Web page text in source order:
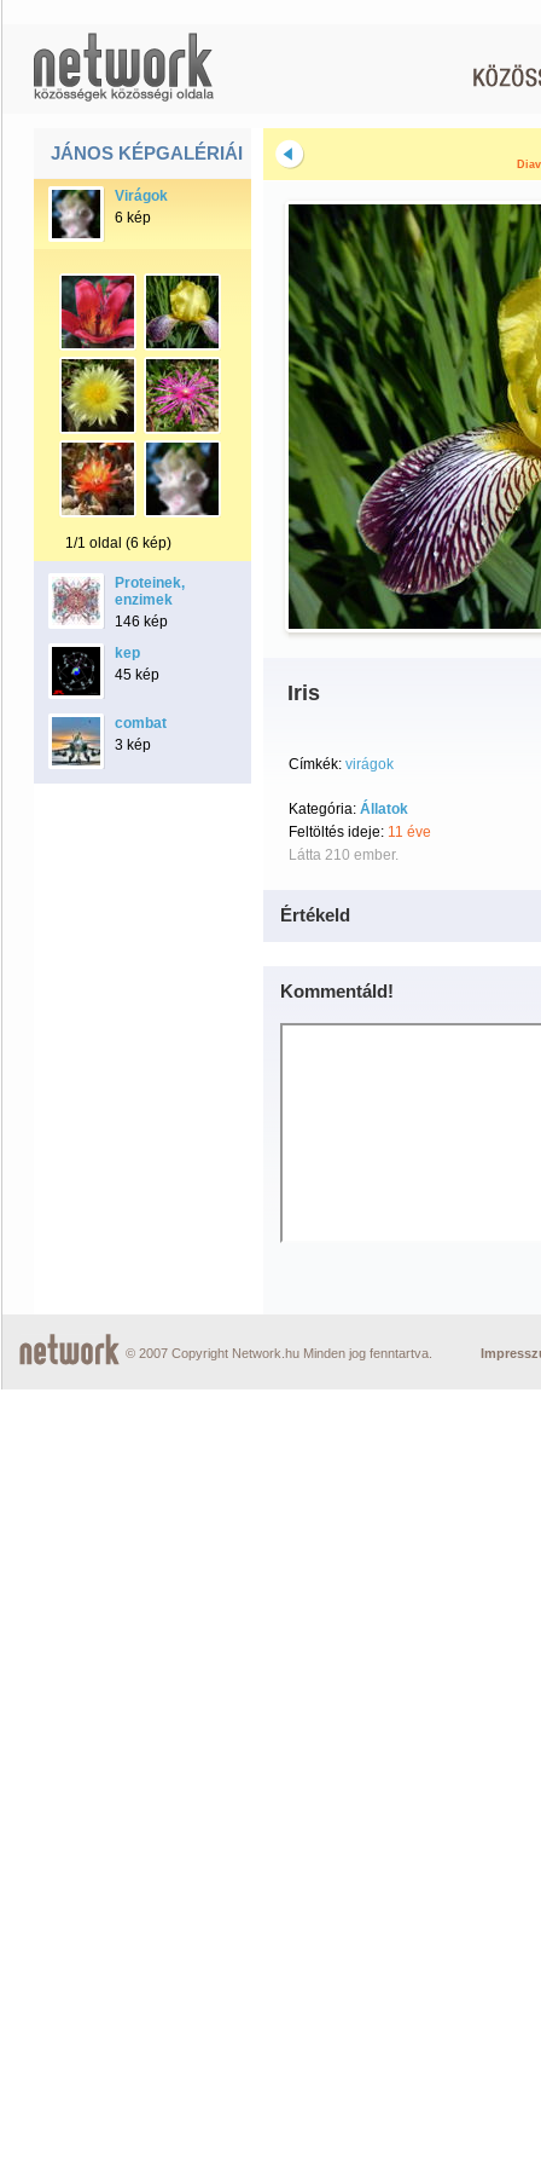
JÁNOS KÉPGALÉRIÁI
Virágok
6 kép
1/1 oldal (6 kép)
Proteinek,
enzimek
146 kép
kep
45 kép
combat
3 kép
Iris
Címkék: virágok
Kategória: Állatok
Feltöltés ideje: 11 éve
Látta 210 ember.
Értékeld
Kommentáld!
© 2007 Copyright Network.hu Minden jog fenntartva.